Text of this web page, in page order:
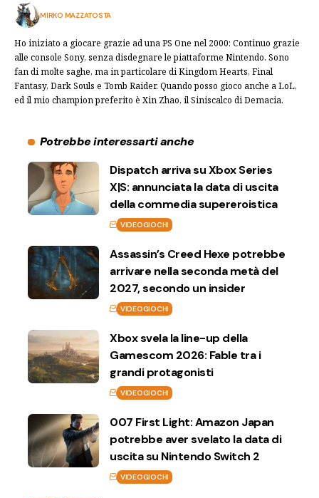
MIRKO MAZZATOSTA
Ho iniziato a giocare grazie ad una PS One nel 2000: Continuo grazie
alle console Sony, senza disdegnare le piattaforme Nintendo. Sono
fan di molte saghe, ma in particolare di Kingdom Hearts, Final
Fantasy, Dark Souls e Tomb Raider. Quando posso gioco anche a LoL,
ed il mio champion preferito è Xin Zhao, il Siniscalco di Demacia.
Potrebbe interessarti anche
Dispatch arriva su Xbox Series
X|S: annunciata la data di uscita
della commedia supereroistica
VIDEOGIOCHI
Assassin’s Creed Hexe potrebbe
arrivare nella seconda metà del
2027, secondo un insider
VIDEOGIOCHI
Xbox svela la line-up della
Gamescom 2026: Fable tra i
grandi protagonisti
VIDEOGIOCHI
007 First Light: Amazon Japan
potrebbe aver svelato la data di
uscita su Nintendo Switch 2
VIDEOGIOCHI